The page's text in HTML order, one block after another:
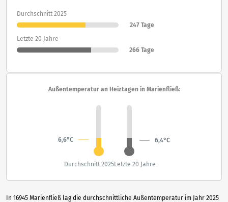
In 16945 Marienfließ lag die durchschnittliche Außentemperatur im Jahr 2025
Durchschnitt 2025
247 Tage
Letzte 20 Jahre
266 Tage
Außentemperatur an Heiztagen in Marienfließ:
6,6°C 6,4°C
Durchschnitt 2025Letzte 20 Jahre